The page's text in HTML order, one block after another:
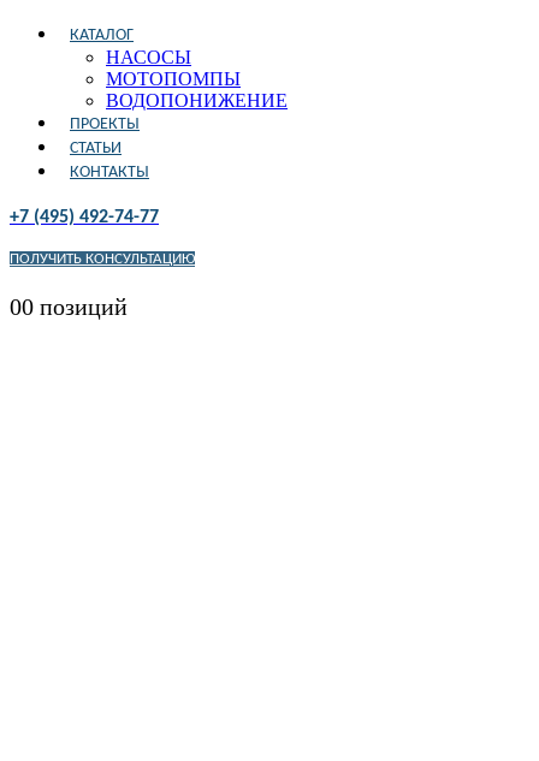
КАТАЛОГ
НАСОСЫ
МОТОПОМПЫ
ВОДОПОНИЖЕНИЕ
ПРОЕКТЫ
СТАТЬИ
КОНТАКТЫ
+7 (495) 492-74-77
ПОЛУЧИТЬ КОНСУЛЬТАЦИЮ
00 позиций